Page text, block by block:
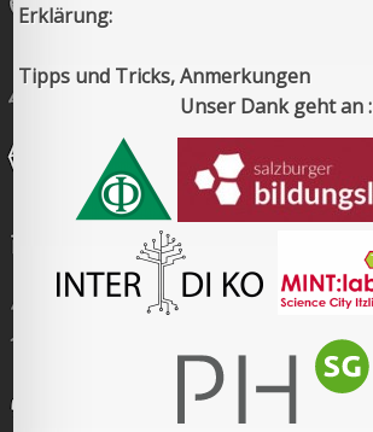
Erklärung:
Tipps und Tricks, Anmerkungen
Unser Dank geht an :